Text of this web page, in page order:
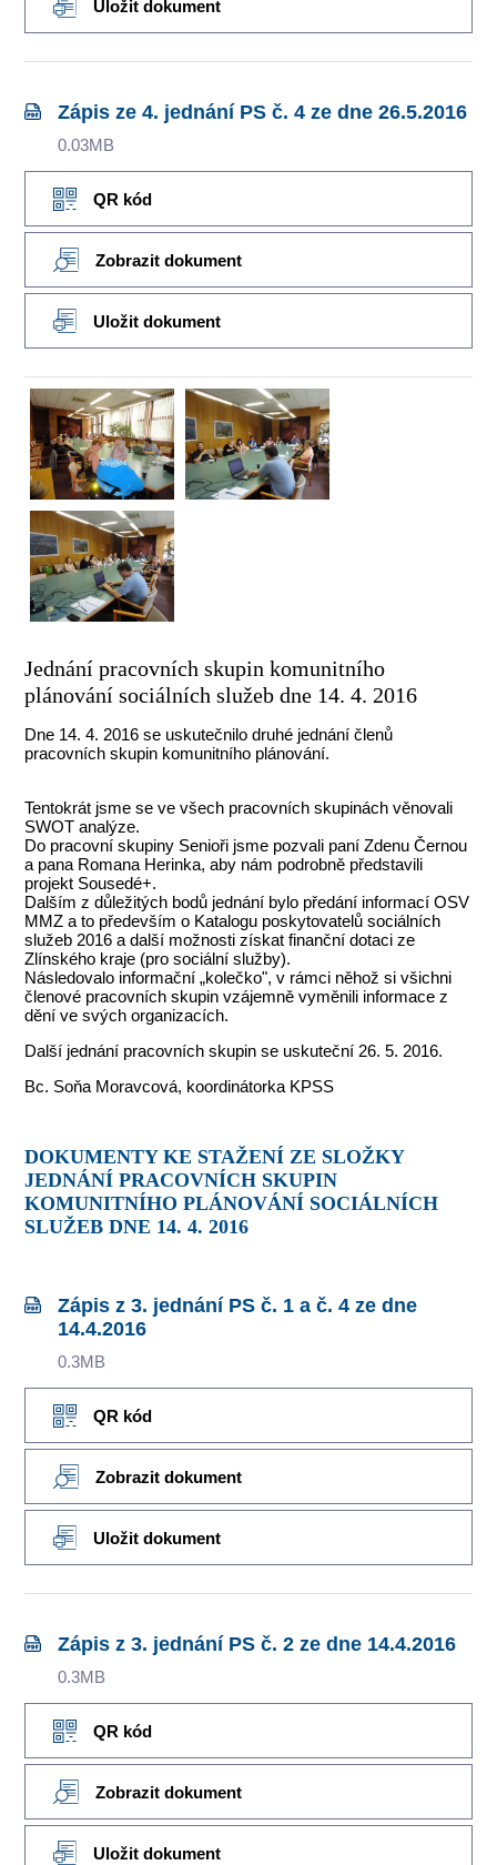
Uložit dokument
Zápis ze 4. jednání PS č. 4 ze dne 26.5.2016
0.03MB
QR kód
Zobrazit dokument
Uložit dokument
Jednání pracovních skupin komunitního
plánování sociálních služeb dne 14. 4. 2016
Dne 14. 4. 2016 se uskutečnilo druhé jednání členů
pracovních skupin komunitního plánování.
Tentokrát jsme se ve všech pracovních skupinách věnovali
SWOT analýze.
Do pracovní skupiny Senioři jsme pozvali paní Zdenu Černou
a pana Romana Herinka, aby nám podrobně představili
projekt Sousedé+.
Dalším z důležitých bodů jednání bylo předání informací OSV
MMZ a to především o Katalogu poskytovatelů sociálních
služeb 2016 a další možnosti získat finanční dotaci ze
Zlínského kraje (pro sociální služby).
Následovalo informační „kolečko", v rámci něhož si všichni
členové pracovních skupin vzájemně vyměnili informace z
dění ve svých organizacích.
Další jednání pracovních skupin se uskuteční 26. 5. 2016.
Bc. Soňa Moravcová, koordinátorka KPSS
DOKUMENTY KE STAŽENÍ ZE SLOŽKY
JEDNÁNÍ PRACOVNÍCH SKUPIN
KOMUNITNÍHO PLÁNOVÁNÍ SOCIÁLNÍCH
SLUŽEB DNE 14. 4. 2016
Zápis z 3. jednání PS č. 1 a č. 4 ze dne
14.4.2016
0.3MB
QR kód
Zobrazit dokument
Uložit dokument
Zápis z 3. jednání PS č. 2 ze dne 14.4.2016
0.3MB
QR kód
Zobrazit dokument
Uložit dokument